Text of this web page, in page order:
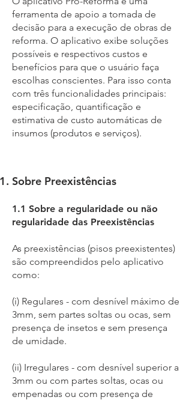
ferramenta de apoio a tomada de
decisão para a execução de obras de
reforma. O aplicativo exibe soluções
possíveis e respectivos custos e
benefícios para que o usuário faça
escolhas conscientes. Para isso conta
com três funcionalidades principais:
especificação, quantificação e
estimativa de custo automáticas de
insumos (produtos e serviços).
Sobre Preexistências
1.1 Sobre a regularidade ou não
regularidade das Preexistências
As preexistências (pisos preexistentes)
são compreendidos pelo aplicativo
como:
(i) Regulares - com desnível máximo de
3mm, sem partes soltas ou ocas, sem
presença de insetos e sem presença
de umidade.
(ii) Irregulares - com desnível superior a
3mm ou com partes soltas, ocas ou
empenadas ou com presença de